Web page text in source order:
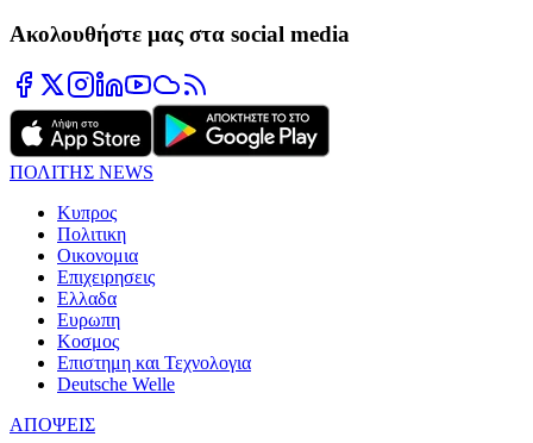
Ακολουθήστε μας στα social media
ΠΟΛΙΤΗΣ NEWS
Κυπρος
Πολιτικη
Οικονομια
Επιχειρησεις
Ελλαδα
Ευρωπη
Κοσμος
Επιστημη και Τεχνολογια
Deutsche Welle
ΑΠΟΨΕΙΣ